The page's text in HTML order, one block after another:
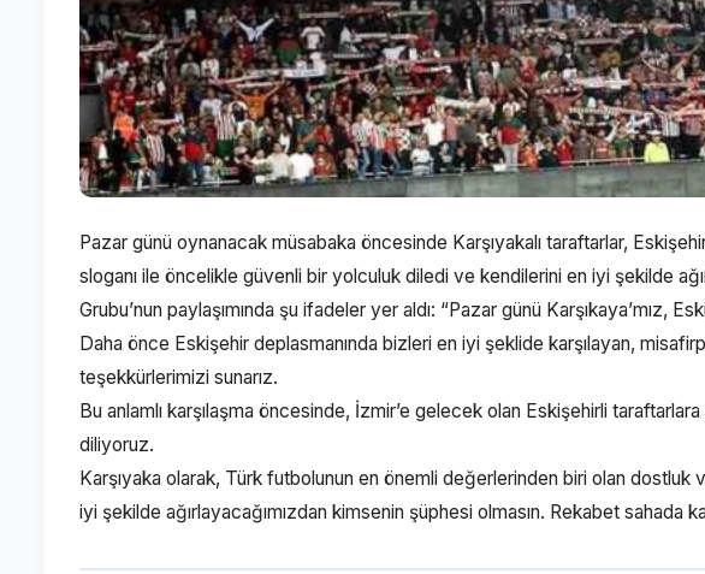
Pazar günü oynanacak müsabaka öncesinde Karşıyakalı taraftarlar,
sloganı ile öncelikle güvenli bir yolculuk diledi ve kendilerini en iyi şekilde
Grubu’nun paylaşımında şu ifadeler yer aldı: “Pazar günü Karşıkaya’mız,
Daha önce Eskişehir deplasmanında bizleri en iyi şeklide karşılayan,
teşekkürlerimizi sunarız.
Bu anlamlı karşılaşma öncesinde, İzmir’e gelecek olan Eskişehirli
diliyoruz.
Karşıyaka olarak, Türk futbolunun en önemli değerlerinden biri olan
iyi şekilde ağırlayacağımızdan kimsenin şüphesi olmasın. Rekabet sahada